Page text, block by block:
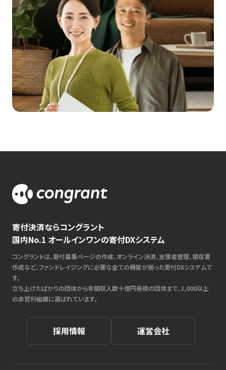
寄付決済ならコングラント
国内No.1 オールインワンの寄付DXシステム
コングラントは、寄付募集ページの作成、オンライン決済、支援者管理、領収書
作成など、ファンドレイジングに必要な全ての機能が揃った寄付DXシステムで
す。
立ち上げたばかりの団体から年間収入数十億円規模の団体まで、3,000以上
の非営利組織に選ばれています。
採用情報 運営会社